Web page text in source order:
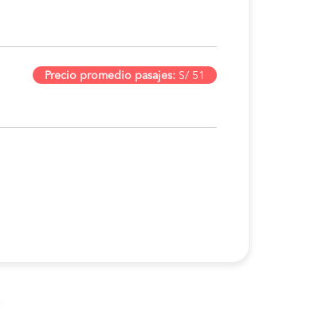
Precio promedio pasajes: S/ 51